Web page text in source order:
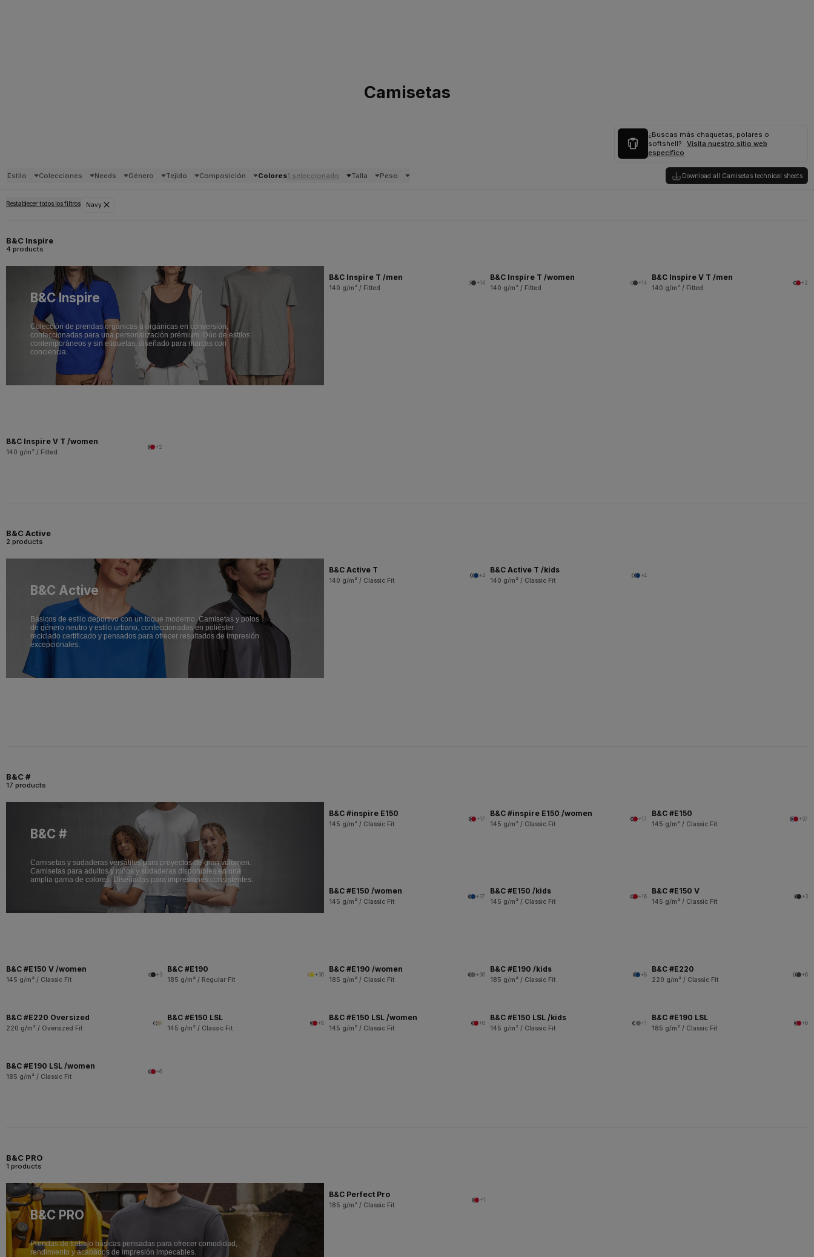
Camisetas
¿Buscas más chaquetas, polares o
softshell?
Visita nuestro sitio web
específico
Estilo Colecciones Needs Género Tejido Composición Colores1 seleccionado Talla Peso Download all Camisetas technical sheets
Restablecer todos los filtros Navy
B&C Inspire
4 products
B&C Inspire
Colección de prendas orgánicas u orgánicas en conversión,
confeccionadas para una personalización prémium. Dúo de estilos
contemporáneos y sin etiquetas, diseñado para marcas con
conciencia.
B&C Inspire T /men
140 g/m² / Fitted
+14
B&C Inspire T /women
140 g/m² / Fitted
+14
B&C Inspire V T /men
140 g/m² / Fitted
+2
B&C Inspire V T /women
140 g/m² / Fitted
+2
B&C Active
2 products
B&C Active
Básicos de estilo deportivo con un toque moderno. Camisetas y polos
de género neutro y estilo urbano, confeccionados en poliéster
reciclado certificado y pensados para ofrecer resultados de impresión
excepcionales.
B&C Active T
140 g/m² / Classic Fit
+4
B&C Active T /kids
140 g/m² / Classic Fit
+4
B&C #
17 products
B&C #
Camisetas y sudaderas versátiles para proyectos de gran volumen.
Camisetas para adultos y niños y sudaderas disponibles en una
amplia gama de colores. Diseñadas para impresiones consistentes.
B&C #inspire E150
145 g/m² / Classic Fit
+17
B&C #inspire E150 /women
145 g/m² / Classic Fit
+17
B&C #E150
145 g/m² / Classic Fit
+37
B&C #E150 /women
145 g/m² / Classic Fit
+37
B&C #E150 /kids
145 g/m² / Classic Fit
+16
B&C #E150 V
145 g/m² / Classic Fit
+3
B&C #E150 V /women
145 g/m² / Classic Fit
+3
B&C #E190
185 g/m² / Regular Fit
+36
B&C #E190 /women
185 g/m² / Classic Fit
+36
B&C #E190 /kids
185 g/m² / Classic Fit
+8
B&C #E220
220 g/m² / Classic Fit
+6
B&C #E220 Oversized
220 g/m² / Oversized Fit
B&C #E150 LSL
145 g/m² / Classic Fit
+8
B&C #E150 LSL /women
145 g/m² / Classic Fit
+8
B&C #E150 LSL /kids
145 g/m² / Classic Fit
+1
B&C #E190 LSL
185 g/m² / Classic Fit
+6
B&C #E190 LSL /women
185 g/m² / Classic Fit
+6
B&C PRO
1 products
B&C PRO
Prendas de trabajo básicas pensadas para ofrecer comodidad,
rendimiento y acabados de impresión impecables.
B&C Perfect Pro
185 g/m² / Classic Fit
+1